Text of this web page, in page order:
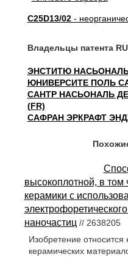
C25D13/02-
Владельцы патента
ЭНСТИТЮ НАСЬОНАЛЬ
ЮНИВЕРСИТЕ ПОЛЬ
САНТР НАСЬОНАЛЬ
(FR)
САФРАН ЭРКРАФТ
высокоплотной, в том
керамики с
наночастиц // 2638205
Изобретение относится
керамических